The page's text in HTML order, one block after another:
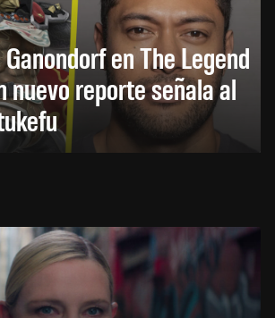
en The Legend
nuevo reporte señala al